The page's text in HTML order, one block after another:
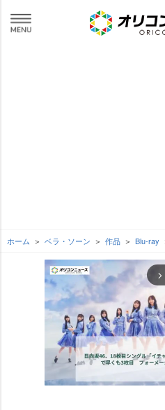
ホーム ベラ・ソーン 作品 Blu-ray
arrow_forward_ios